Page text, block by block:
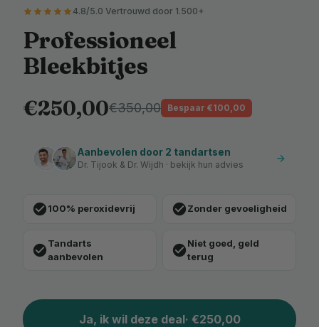
4.8/5.0 Vertrouwd door 1.500+
Professioneel
Bleekbitjes
€250,00€350,00 Bespaar €100,00
Aanbevolen door 2 tandartsen
Dr. Tijook & Dr. Wijdh · bekijk hun advies
check_circle100% peroxidevrij check_circleZonder gevoeligheid
check_circleTandarts
aanbevolen
check_circleNiet goed, geld
terug
Ja, ik wil deze deal· €250,00